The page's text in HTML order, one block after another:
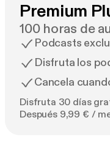
Premium
100 horas de
Podcasts
Disfruta los
Cancela
Disfruta 30 días
Después 9,99 € /